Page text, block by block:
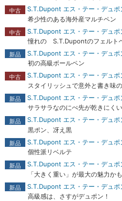
中古
S.T.Dupont エス・テー・デュポン マルチペン デフィ ブラックコンポジット
希少性のある海外産マルチペン
中古
S.T.Dupont エス・テー・デュポン ローラーボール クラシ
憧れの S.T.Dupontのフェルト
新品
S.T.Dupont エス・テー・デュポン 【重複】ボールペン
初の高級ボールペン
中古
S.T.Dupont エス・テー・デュポン 万年筆 エリプシス
スタイリッシュで意外と書き味
新品
S.T.Dupont エス・テー・デュポン ボトル
サラサラなのにぺ先が乾きにくい
新品
S.T.Dupont エス・テー・デュポン ボ
黒ポン、冴え黒
新品
S.T.Dupont エス・テー・デュポン 万年筆 リベルテ
個性派リベルテ
新品
S.T.Dupont エス・テー・デュポン ボールペン エリ
「大きく重い」が最大の魅力か
新品
S.T.Dupont エス・テー・デュポン ペンケー
高級感は、さすがデュポン！